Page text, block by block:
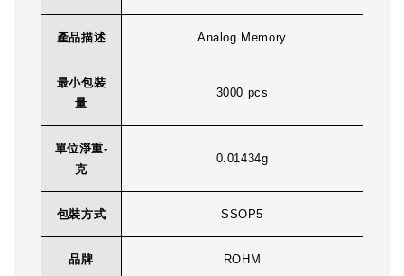
產品描述 Analog Memory
最小包裝
量
3000 pcs
單位淨重-
克
0.01434g
包裝方式 SSOP5
品牌 ROHM